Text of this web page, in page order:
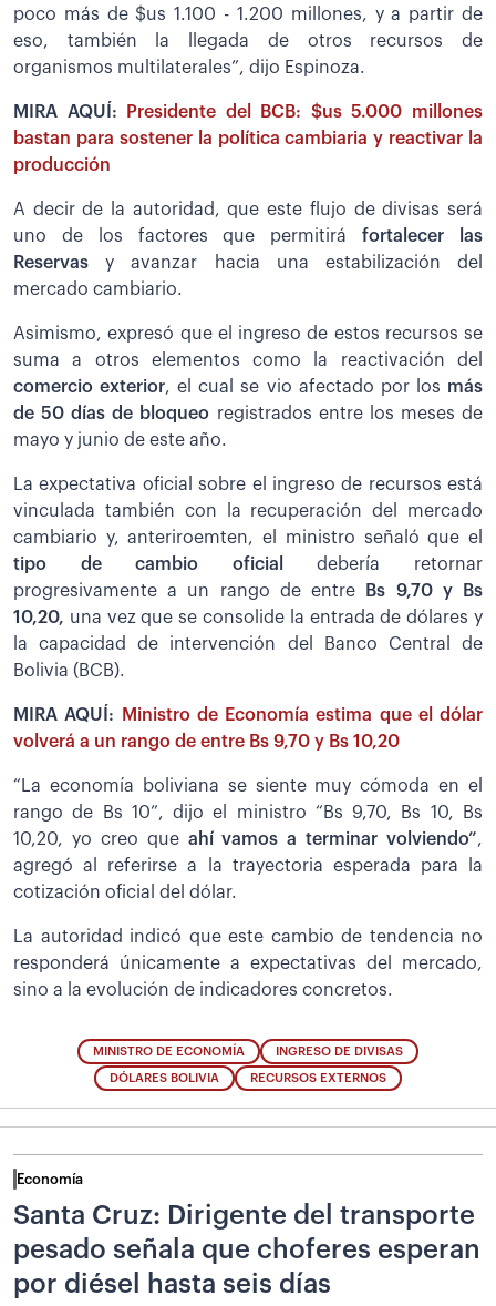
poco más de $us 1.100 - 1.200 millones, y a partir de
eso, también la llegada de otros recursos de
organismos multilaterales”, dijo Espinoza.
MIRA AQUÍ:
Presidente del BCB: $us 5.000 millones
bastan para sostener la política cambiaria y reactivar la
producción
A decir de la autoridad, que este flujo de divisas será
uno de los factores que permitirá fortalecer las
Reservasy avanzar hacia una estabilización del
mercado cambiario.
Asimismo, expresó que el ingreso de estos recursos se
suma a otros elementos como la reactivación del
comercio exterior, el cual se vio afectado por los más
de 50 días de bloqueo registrados entre los meses de
mayo y junio de este año.
La expectativa oficial sobre el ingreso de recursos está
vinculada también con la recuperación del mercado
cambiario y, anteriroemten, el ministro señaló que el
tipo de cambio oficial
debería retornar
progresivamente a un rango de entre
Bs 9,70 y Bs
10,20, una vez que se consolide la entrada de dólares y
la capacidad de intervención del Banco Central de
Bolivia (BCB).
MIRA AQUÍ:
Ministro de Economía estima que el dólar
volverá a un rango de entre Bs 9,70 y Bs 10,20
“La economía boliviana se siente muy cómoda en el
rango de Bs 10”, dijo el ministro “Bs 9,70, Bs 10, Bs
10,20, yo creo que ahí vamos a terminar volviendo”,
agregó al referirse a la trayectoria esperada para la
cotización oficial del dólar.
La autoridad indicó que este cambio de tendencia no
responderá únicamente a expectativas del mercado,
sino a la evolución de indicadores concretos.
MINISTRO DE ECONOMÍA INGRESO DE DIVISAS
DÓLARES BOLIVIA RECURSOS EXTERNOS
Economía
Santa Cruz: Dirigente del transporte
pesado señala que choferes esperan
por diésel hasta seis días